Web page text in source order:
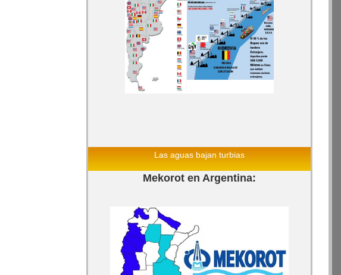
Las aguas bajan turbias
Mekorot en Argentina: